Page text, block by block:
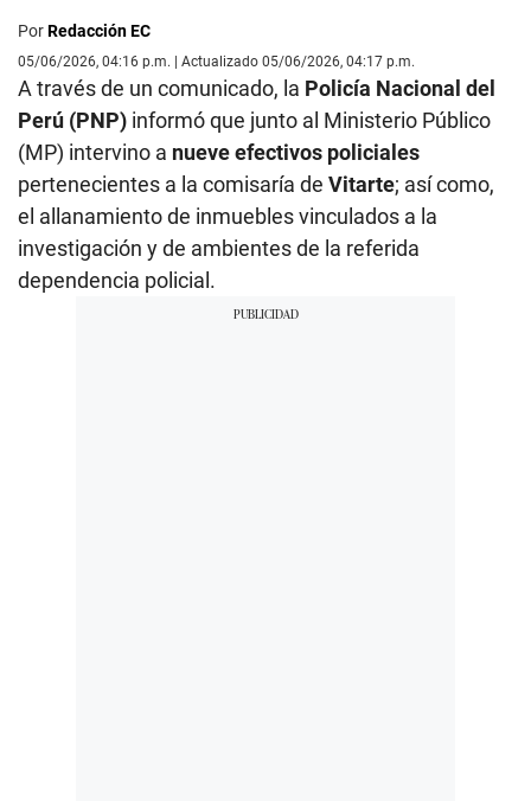
PorRedacción EC
05/06/2026, 04:16 p.m. | Actualizado 05/06/2026, 04:17 p.m.
A través de un comunicado, la Policía Nacional del
Perú (PNP) informó que junto al Ministerio Público
(MP) intervino a nueve efectivos policiales
pertenecientes a la comisaría de Vitarte; así como,
el allanamiento de inmuebles vinculados a la
investigación y de ambientes de la referida
dependencia policial.